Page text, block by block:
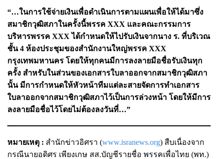
“…ในการใช้จ่ายเงินเพื่อดำเนินการตามแผนเพื่อให้ได้มาซึ่ง
สมาชิกวุฒิสภาในครั้งนี้พรรค XXX และคณะกรรมการ
บริหารพรรค XXX ได้กำหนดให้ไปรับเงินจากนาง ร. ที่บริเวณ
ชั้น 4 ห้องประชุมของสำนักงานใหญ่พรรค XXX
กรุงเทพมหานคร โดยให้ทุกคนมีการลงลายมือชื่อรับเงินทุก
ครั้ง สำหรับในส่วนของเอกสารใบลาออกจากสมาชิกวุฒิสภา
นั้น มีการกำหนดให้หัวหน้าทีมแต่ละสายจัดการทำเอกสาร
ใบลาออกจากสมาชิกวุฒิสภาไว้เป็นการล่วงหน้า โดยให้มีการ
ลงลายมือชื่อไว้โดยไม่ต้องลงวันที่…”
หมายเหตุ : สำนักข่าวอิศรา (www.isranews.org) สืบเนื่องจาก
กรณีนายอดิศร เพียงเกษ สส.บัญชีรายชื่อ พรรคเพื่อไทย (พท.)